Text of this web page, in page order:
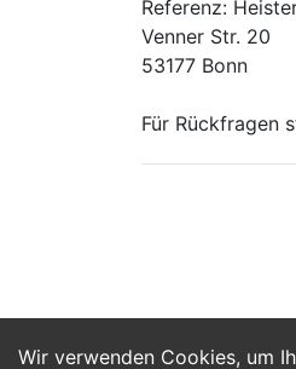
Wir verwenden Cookies, um
Referenz:
Venner Str. 20
53177 Bonn
Für Rückfragen